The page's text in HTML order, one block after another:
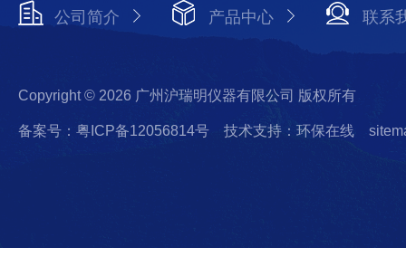
公司简介 产品中心 联系
Copyright © 2026 广州沪瑞明仪器有限公司 版权所有
备案号：粤ICP备12056814号 技术支持：环保在线